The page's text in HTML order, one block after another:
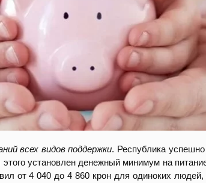
всех видов поддержки. Республика
установлен денежный минимум на
от 4 040 до 4 860 крон для одиноких